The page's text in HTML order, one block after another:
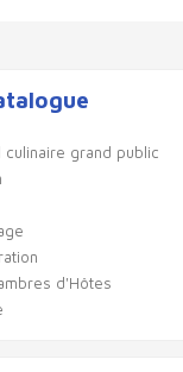
culinaire grand public
d'Hôtes